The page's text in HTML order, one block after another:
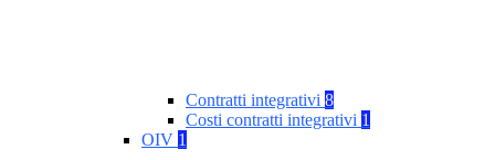
Contratti integrativi 8
Costi contratti integrativi 1
OIV 1